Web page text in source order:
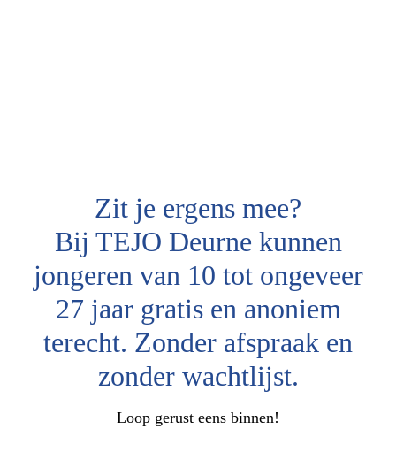
Zit je ergens mee?
Bij TEJO Deurne kunnen
jongeren van 10 tot ongeveer
27 jaar gratis en anoniem
terecht. Zonder afspraak en
zonder wachtlijst.
Loop gerust eens binnen!